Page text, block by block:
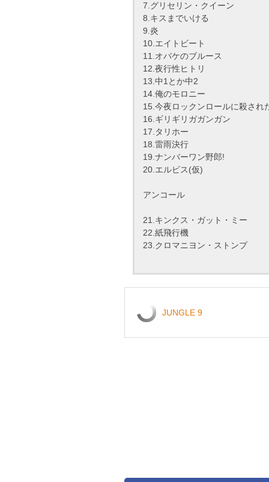
7.グリセリン・クイーン
8.キスまでいける
9.炎
10.エイトビート
11.オバケのブルース
12.夜行性ヒトリ
13.中1とか中2
14.俺のモロニー
15.今夜ロックンロールに殺され
16.ギリギリガガンガン
17.タリホー
18.雷雨決行
19.ナンバーワン野郎!
20.エルビス(仮)
アンコール
21.キンクス・ガット・ミー
22.紙飛行機
23.クロマニヨン・ストンプ
JUNGLE 9